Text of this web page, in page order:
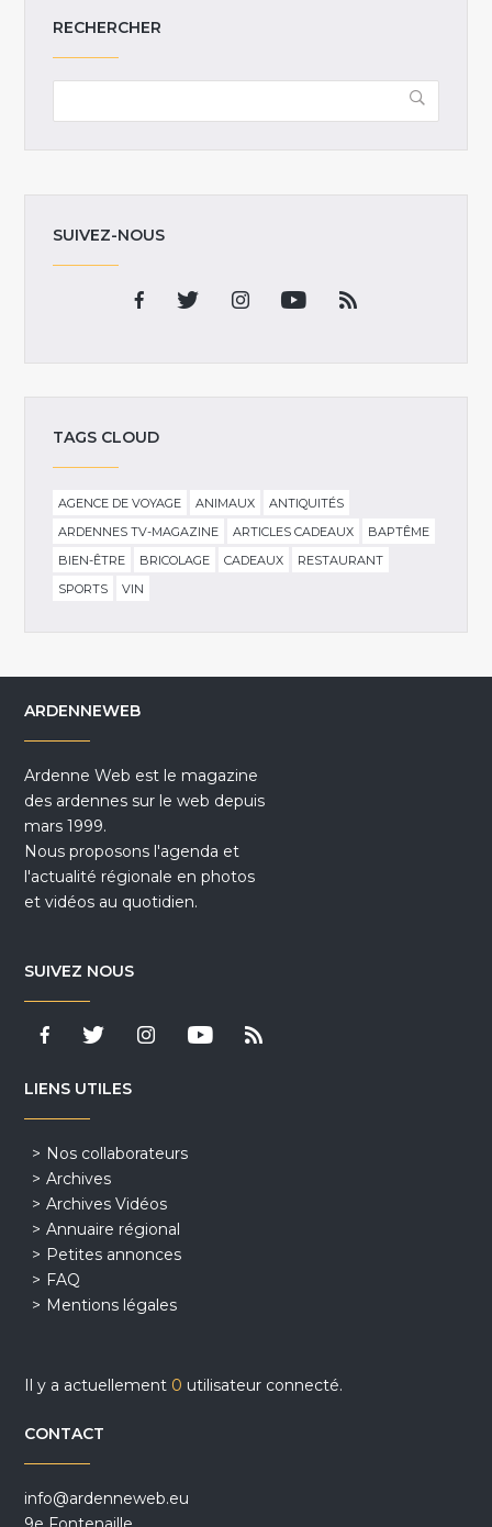
RECHERCHER
SUIVEZ-NOUS
TAGS CLOUD
AGENCE DE VOYAGE ANIMAUX
ANTIQUITÉS
ARDENNES TV-MAGAZINE
ARTICLES CADEAUX
BAPTÊME
BIEN-ÊTRE
BRICOLAGE CADEAUX
RESTAURANT
SPORTS
VIN
ARDENNEWEB
Ardenne Web est le magazine
des ardennes sur le web depuis
mars 1999.
Nous proposons l'agenda et
l'actualité régionale en photos
et vidéos au quotidien.
SUIVEZ NOUS
LIENS UTILES
Nos collaborateurs
Archives
Archives Vidéos
Annuaire régional
Petites annonces
FAQ
Mentions légales
Il y a actuellement 0 utilisateur connecté.
CONTACT
info@ardenneweb.eu